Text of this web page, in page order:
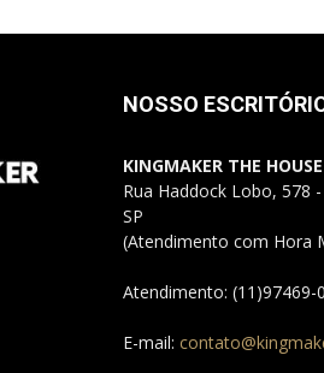
NOSSO
KINGMAKER THE HOUSE
Rua Haddock Lobo, 578
SP
(Atendimento com Hora
Atendimento: (11)97469-
E-mail: